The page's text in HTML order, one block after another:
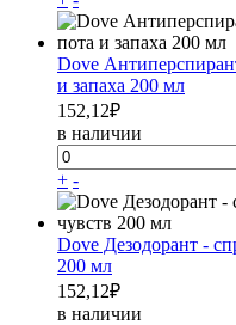
Dove
и запаха 200 мл
152,12₽
в наличии
+ -
Dove Дезодорант -
200 мл
152,12₽
в наличии